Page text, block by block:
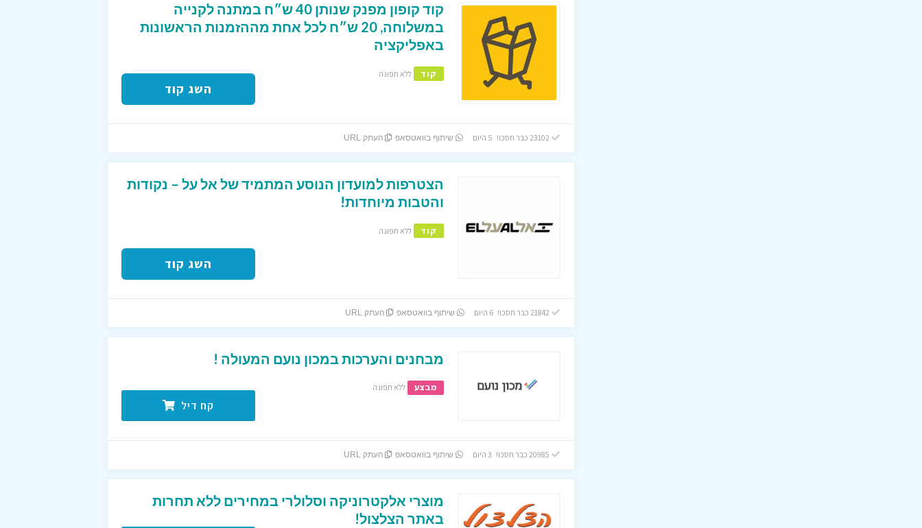
קוד קופון מפנק שנותן 40 ש״ח במתנה לקנייה
במשלוחה, 20 ש״ח לכל אחת מההזמנות הראשונות
באפליקציה
קוד ללא תפוגה
השג קוד
23102 כבר חסכו! 5 היום שיתוף בוואטסאפ העתק URL
הצטרפות למועדון הנוסע המתמיד של אל על – נקודות
והטבות מיוחדות!
קוד ללא תפוגה
השג קוד
21842 כבר חסכו! 6 היום שיתוף בוואטסאפ העתק URL
מבחנים והערכות במכון נועם המעולה !
מבצע ללא תפוגה
קח דיל
שיתוף בוואטסאפ העתק URL
מוצרי אלקטרוניקה וסלולרי במחירים ללא תחרות
באתר הצלצול!